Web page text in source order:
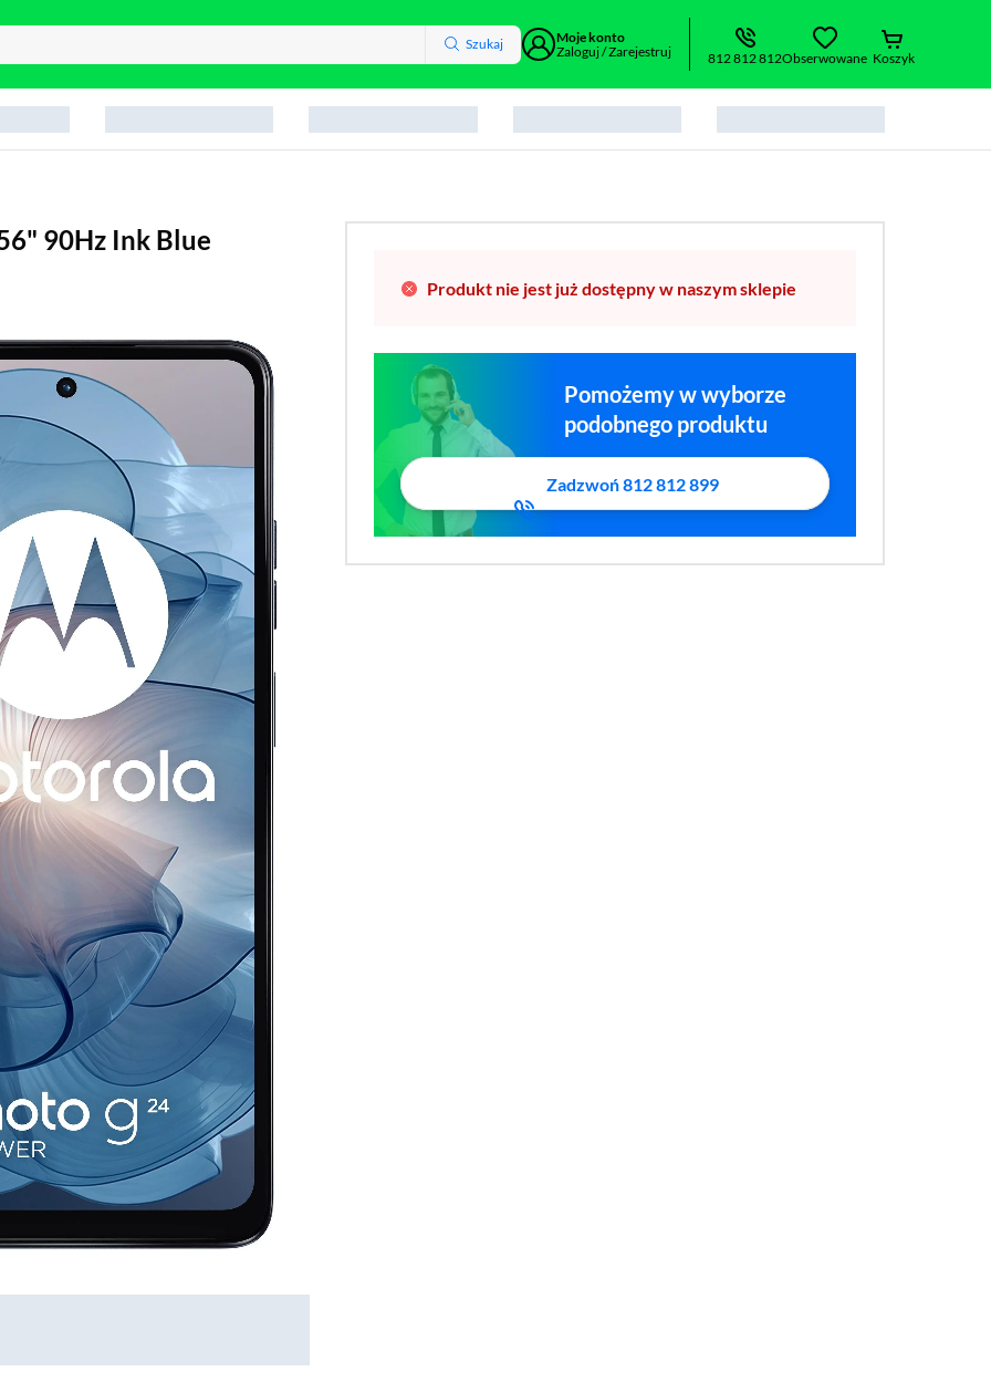
Szukaj
Moje konto
Zaloguj / Zarejestruj
812 812 812Obserwowane Koszyk
90Hz Ink Blue
Produkt nie jest już dostępny w naszym sklepie
Pomożemy w wyborze
podobnego produktu
Zadzwoń 812 812 899